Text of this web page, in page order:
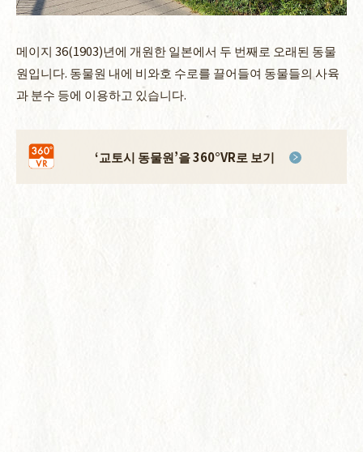
메이지 36(1903)년에 개원한 일본에서 두 번째로 오래된 동물
원입니다. 동물원 내에 비와호 수로를 끌어들여 동물들의 사육
과 분수 등에 이용하고 있습니다.
‘교토시 동물원’을 360°VR로 보기